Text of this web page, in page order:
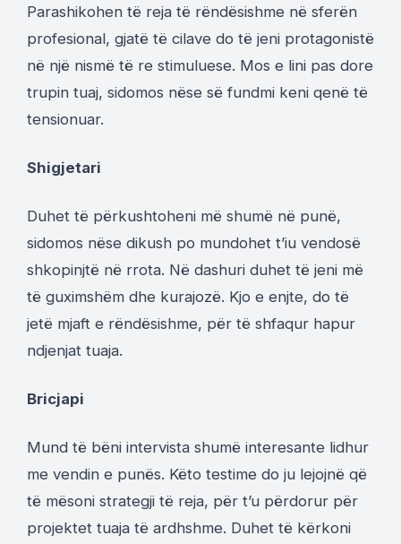
Parashikohen të reja të rëndësishme në sferën
profesional, gjatë të cilave do të jeni protagonistë
në një nismë të re stimuluese. Mos e lini pas dore
trupin tuaj, sidomos nëse së fundmi keni qenë të
tensionuar.
Shigjetari
Duhet të përkushtoheni më shumë në punë,
sidomos nëse dikush po mundohet t’iu vendosë
shkopinjtë në rrota. Në dashuri duhet të jeni më
të guximshëm dhe kurajozë. Kjo e enjte, do të
jetë mjaft e rëndësishme, për të shfaqur hapur
ndjenjat tuaja.
Bricjapi
Mund të bëni intervista shumë interesante lidhur
me vendin e punës. Këto testime do ju lejojnë që
të mësoni strategji të reja, për t’u përdorur për
projektet tuaja të ardhshme. Duhet të kërkoni